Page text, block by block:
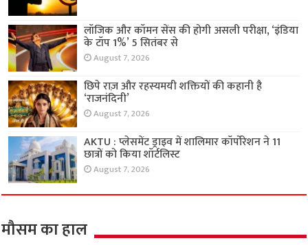
लॉजिक और कॉमन सेंस की होगी असली परीक्षा, ‘इंडिया
के टॉप 1%’ 5 सितंबर से
August 7, 2026
छिपे राज़ और रहस्यमयी शक्तियों की कहानी है
‘राजनंदिनी’
August 7, 2026
AKTU : प्लेसमेंट ड्राइव में शालिमार कॉर्पोरेशन ने 11
छात्रों को किया शॉर्टलिस्ट
August 7, 2026
मौसम का हाल